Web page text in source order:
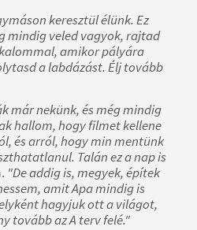
keresztül élünk. Ez
mindig veled vagyok, rajtad
amikor pályára
a labdázást. Élj tovább
már nekünk, és még mindig
hallom, hogy filmet kellene
és arról, hogy min mentünk
Talán ez a nap is
"De addig is, megyek, építek
amit Apa mindig is
hagyjuk ott a világot,
tovább az A terv felé."